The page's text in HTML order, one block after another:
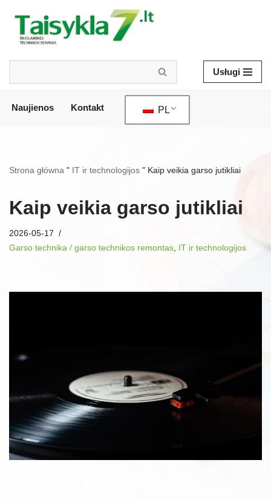
Przejdź
treści
Usługi
Naujienos Kontakt PL
Strona główna " IT ir technologijos " Kaip veikia garso jutikliai
Kaip veikia garso jutikliai
2026-05-17
Garso technika / garso technikos remontas IT ir technologijos